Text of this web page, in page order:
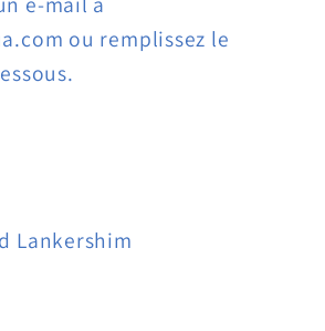
ou remplissez le
Lankershim